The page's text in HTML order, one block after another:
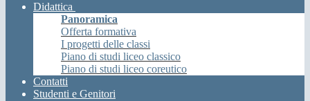
Didattica
Panoramica
Offerta formativa
I progetti delle classi
Piano di studi liceo classico
Piano di studi liceo coreutico
Contatti
Studenti e Genitori